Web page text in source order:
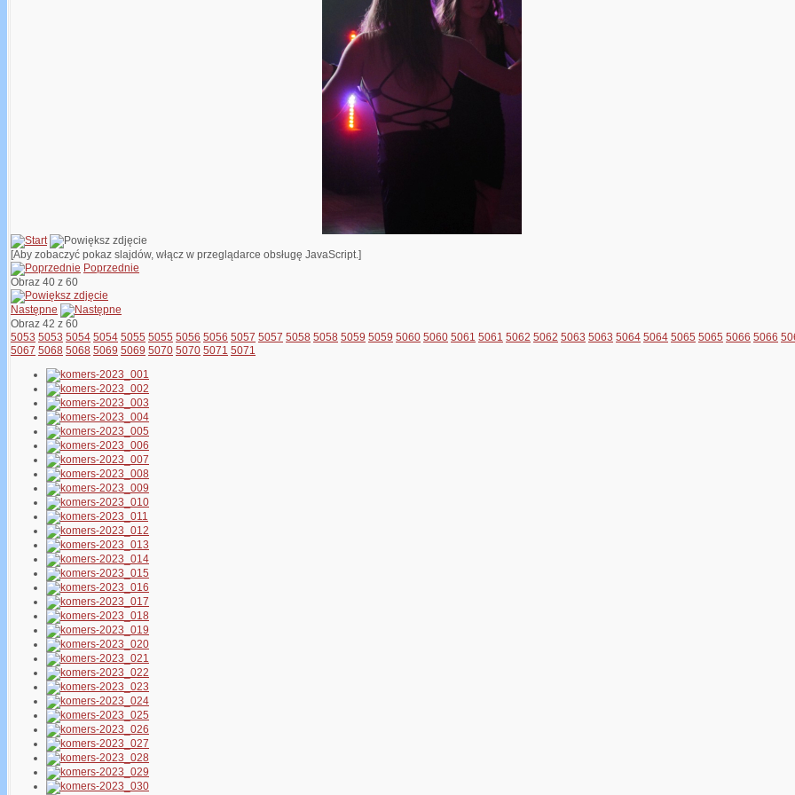
[Aby zobaczyć pokaz slajdów, włącz w przeglądarce obsługę JavaScript.]
Poprzednie
Obraz 40 z 60
Następne
Obraz 42 z 60
5053 5053 5054 5054 5055 5055 5056 5056 5057 5057 5058 5058 5059 5059 5060 5060 5061 5061 5062 5062 5063 5063 5064 5064 5065 5065 5066 5066
5067 5068 5068 5069 5069 5070 5070 5071 5071